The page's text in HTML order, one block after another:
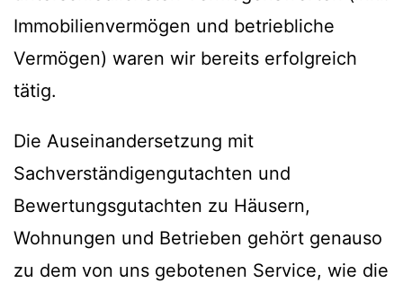
Immobilienvermögen und betriebliche
Vermögen) waren wir bereits erfolgreich
tätig.
Die Auseinandersetzung mit
Sachverständigengutachten und
Bewertungsgutachten zu Häusern,
Wohnungen und Betrieben gehört genauso
zu dem von uns gebotenen Service, wie die